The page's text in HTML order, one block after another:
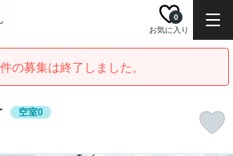
お気に入り
0
の募集は終了しました。
空室0